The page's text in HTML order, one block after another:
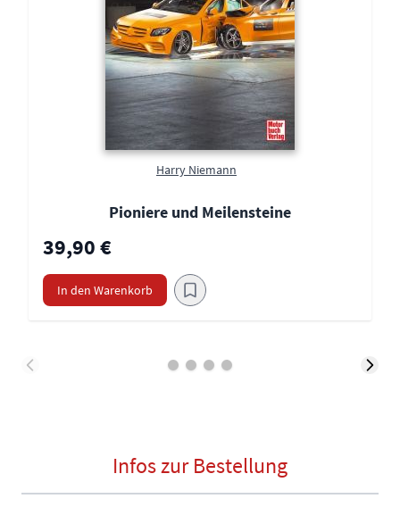
Harry Niemann
Pioniere und Meilensteine
39,90 €
In den Warenkorb
Infos zur Bestellung